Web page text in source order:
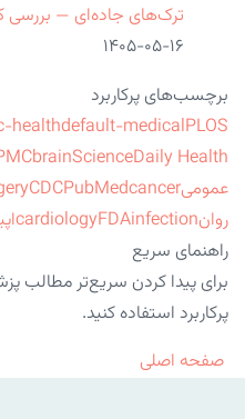
ترک‌های جاده‌ای — بررسی
۱۴۰۵-۰۵-۱۶
برچسب‌های پرکاربرد
healthdefault-medicalPLOS
brainScienceDaily Health
عمومی
CDCPubMedcancer
روان
cardiologyFDAinfection
راهنمای سریع
برای پیدا کردن سریع‌تر مطالب
پرکاربرد استفاده کنید.
صفحه اصلی